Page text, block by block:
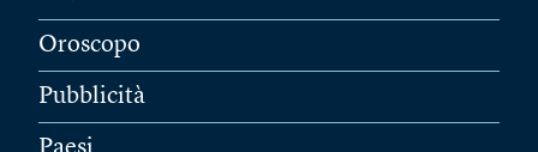
Oroscopo
Pubblicità